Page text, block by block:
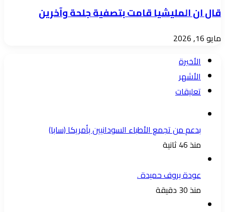
قال ان المليشيا قامت بتصفية جلحة وآخرين
مايو 16, 2026
الأخيرة
الأشهر
تعليقات
بدعم من تجمع الأطباء السودانيين بأمريكا (سابا)
منذ 46 ثانية
عودة بروف حميدة .
منذ 30 دقيقة